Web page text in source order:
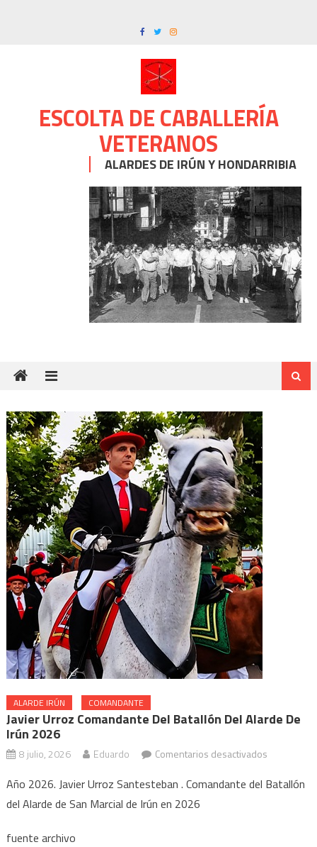
ESCOLTA DE CABALLERÍA
VETERANOS
ALARDES DE IRÚN Y HONDARRIBIA
ALARDE IRÚN COMANDANTE
Javier Urroz Comandante Del Batallón Del Alarde De
Irún 2026
8 julio, 2026 Eduardo Comentarios desactivadosen
Urroz
Año 2026. Javier Urroz Santesteban . Comandante del Batallón
del Alarde de San Marcial de Irún en 2026
fuente archivo